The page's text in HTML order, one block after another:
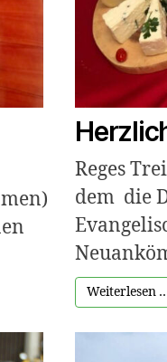
Reges
dem die
Weiterlesen